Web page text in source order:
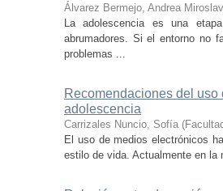
Álvarez Bermejo, Andrea
La adolescencia es una
abrumadores. Si el entorno no
problemas ...
Recomendaciones del
adolescencia
Carrizales Nuncio, Sofía (
El uso de medios electrónicos
estilo de vida. Actualmente en la